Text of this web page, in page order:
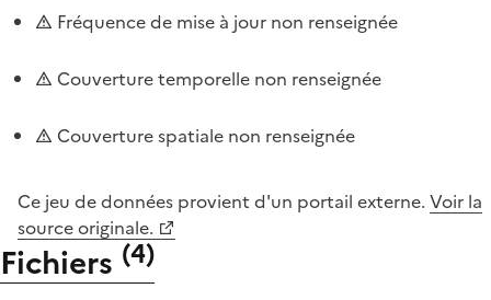
Fréquence de mise à jour non renseignée
Couverture temporelle non renseignée
Couverture spatiale non renseignée
Ce jeu de données provient d'un portail externe. Voir la
source originale.
Fichiers (4)